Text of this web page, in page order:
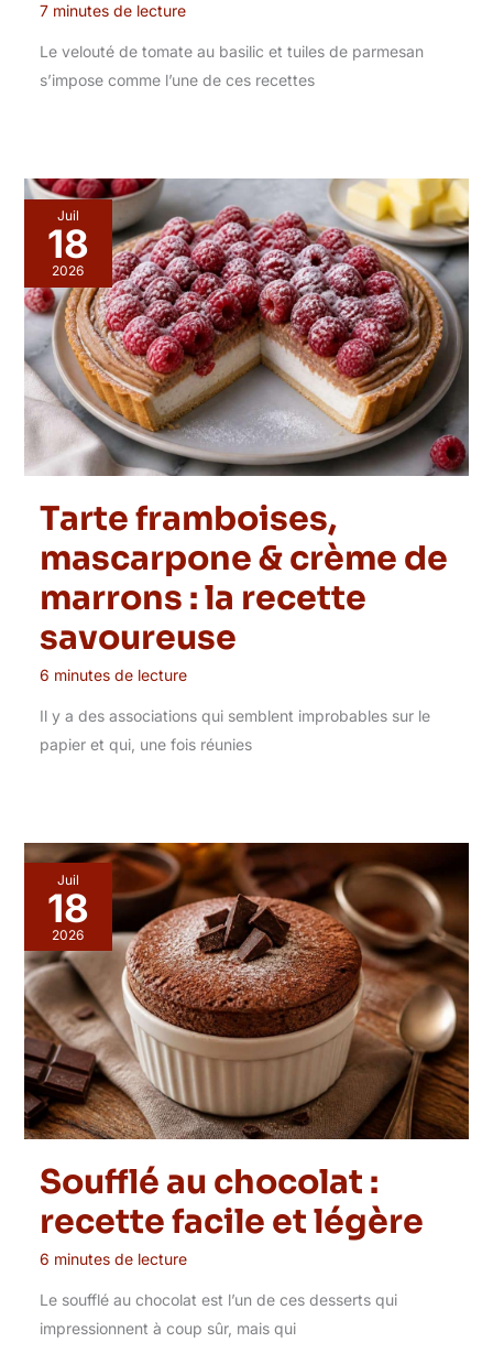
7 minutes de lecture
Le velouté de tomate au basilic et tuiles de parmesan
s’impose comme l’une de ces recettes
Juil
18
2026
Tarte framboises,
mascarpone & crème de
marrons : la recette
savoureuse
6 minutes de lecture
Il y a des associations qui semblent improbables sur le
papier et qui, une fois réunies
Juil
18
2026
Soufflé au chocolat :
recette facile et légère
6 minutes de lecture
Le soufflé au chocolat est l’un de ces desserts qui
impressionnent à coup sûr, mais qui